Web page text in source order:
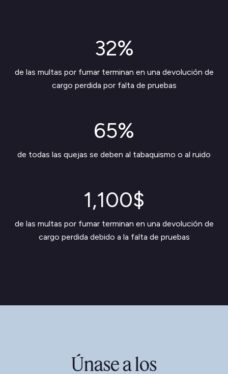
32%
de las multas por fumar terminan en una devolución de
cargo perdida por falta de pruebas
65%
de todas las quejas se deben al tabaquismo o al ruido
1,100$
de las multas por fumar terminan en una devolución de
cargo perdida debido a la falta de pruebas
Únase a los